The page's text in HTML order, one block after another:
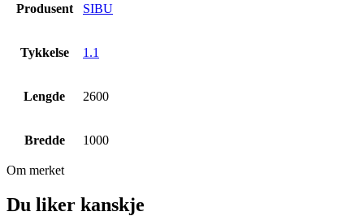
Produsent SIBU
Tykkelse 1.1
Lengde 2600
Bredde 1000
Om merket
Du liker kanskje